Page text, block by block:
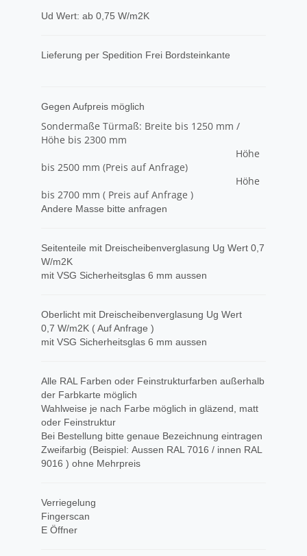
Ud Wert: ab 0,75 W/m2K
​Lieferung per Spedition Frei Bordsteinkante
Gegen Aufpreis möglich
Sondermaße Türmaß: Breite bis 1250 mm /
Höhe bis 2300 mm
Höhe
bis 2500 mm (Preis auf Anfrage)
Höhe
bis 2700 mm ( Preis auf Anfrage )
Andere Masse bitte anfragen
Seitenteile mit Dreischeibenverglasung Ug Wert 0,7
W/m2K
mit VSG Sicherheitsglas 6 mm aussen
Oberlicht mit Dreischeibenverglasung Ug Wert
0,7 W/m2K ( Auf Anfrage )
mit VSG Sicherheitsglas 6 mm aussen
Alle RAL Farben oder Feinstrukturfarben außerhalb
der Farbkarte möglich
Wahlweise je nach Farbe möglich in gläzend, matt
oder Feinstruktur
Bei Bestellung bitte genaue Bezeichnung eintragen
Zweifarbig (Beispiel: Aussen RAL 7016 / innen RAL
9016 ) ohne Mehrpreis
Verriegelung
Fingerscan
E Öffner